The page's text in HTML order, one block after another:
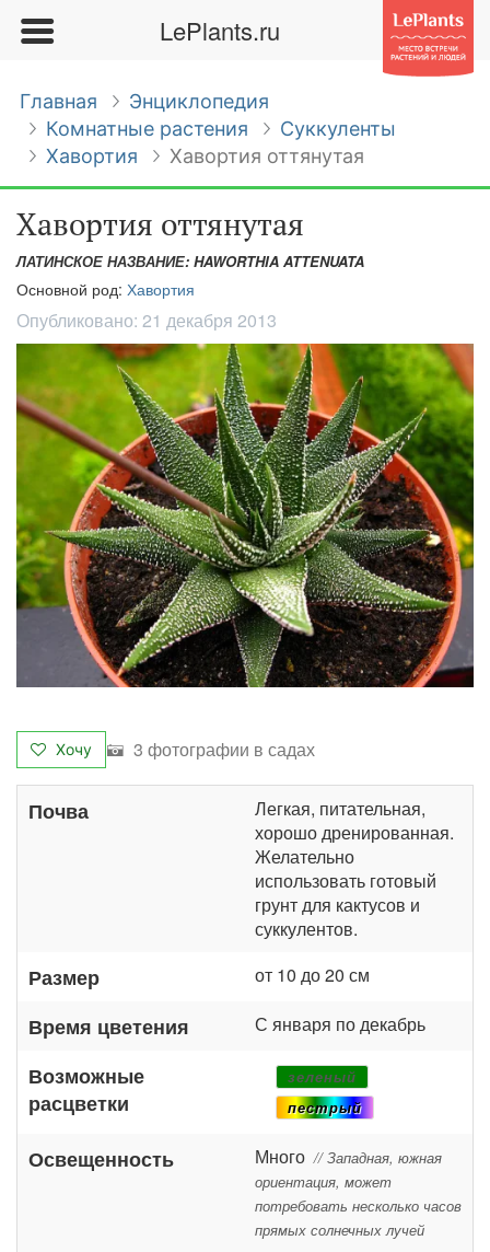
LePlants.ru
Главная
Энциклопедия
Комнатные растения
Суккуленты
Хавортия
Хавортия оттянутая
Хавортия оттянутая
ЛАТИНСКОЕ НАЗВАНИЕ: HAWORTHIA ATTENUATA
Основной род: Хавортия
Опубликовано: 21 декабря 2013
Хочу 3 фотографии в садах
Почва
Легкая, питательная,
хорошо дренированная.
Желательно
использовать готовый
грунт для кактусов и
суккулентов.
Размер от 10 до 20 см
Время цветения С января по декабрь
Возможные
расцветки
зеленый
пестрый
Освещенность Много // Западная, южная
ориентация, может
потребовать несколько часов
прямых солнечных лучей